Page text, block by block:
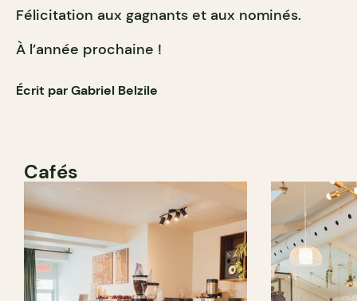
Félicitation aux gagnants et aux nominés.
À l’année prochaine !
Écrit par Gabriel Belzile
Cafés